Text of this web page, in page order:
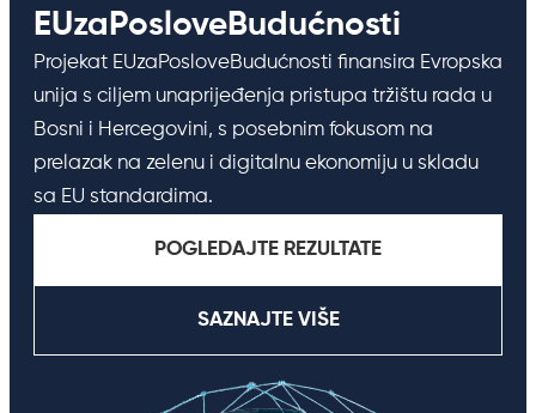
EUzaPosloveBudućnosti
Projekat EUzaPosloveBudućnosti finansira Evropska
unija s ciljem unaprijeđenja pristupa tržištu rada u
Bosni i Hercegovini, s posebnim fokusom na
prelazak na zelenu i digitalnu ekonomiju u skladu
sa EU standardima.
POGLEDAJTE REZULTATE
SAZNAJTE VIŠE